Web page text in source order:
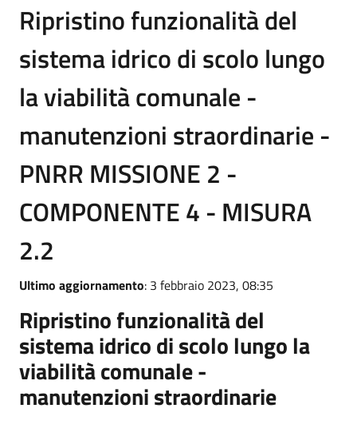
Ripristino funzionalità del
sistema idrico di scolo lungo
la viabilità comunale -
manutenzioni straordinarie -
PNRR MISSIONE 2 -
COMPONENTE 4 - MISURA
2.2
Ultimo aggiornamento: 3 febbraio 2023, 08:35
Ripristino funzionalità del
sistema idrico di scolo lungo la
viabilità comunale -
manutenzioni straordinarie